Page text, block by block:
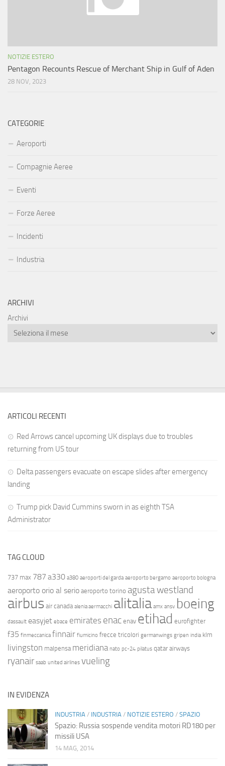
NOTIZIE ESTERO
Pentagon Recounts Rescue of Merchant Ship in Gulf of Aden
28 NOV, 2023
CATEGORIE
Aeroporti
Compagnie Aeree
Eventi
Forze Aeree
Incidenti
Industria
ARCHIVI
Archivi
ARTICOLI RECENTI
Red Arrows cancel upcoming UK displays due to troubles
returning from US tour
Delta passengers evacuate on escape slides after emergency
landing
Trump pick David Cummins sworn in as eighth TSA
Administrator
TAG CLOUD
737 max 787 a330 a380 aeroporti del garda aeroporto bergamo aeroporto bologna
aeroporto orio al serio aeroporto torino agusta westland
airbus air canada alenia aermacchi alitalia amx ansv boeing
dassault easyjet ebace emirates enac enav etihad eurofighter
f35 finmeccanica finnair fiumicino frecce tricolori germanwings gripen india klm
livingston malpensa meridiana nato pc-24 pilatus qatar airways
ryanair saab united airlines vueling
IN EVIDENZA
INDUSTRIA / INDUSTRIA / NOTIZIE ESTERO / SPAZIO
Spazio: Russia sospende vendita motori RD180 per
missili USA
14 MAG, 2014